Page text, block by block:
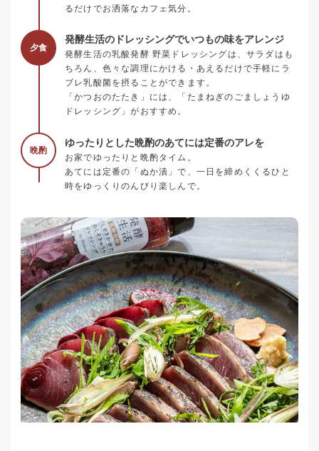
るだけでお洒落なカフェ気分。
夕食
発酵生活のドレッシングでいつもの味をアレンジ
発酵生活の乳酸発酵 野菜ドレッシングは、サラダはも
ちろん、色々な調理にかける・あえるだけで手軽にラ
ブレ乳酸菌を摂ることができます。
「かつおのたたき」には、「たまねぎのごましょうゆ
ドレッシング」がおすすめ。
晩酌
ゆったりとした晩酌のあてには定番のアレを
お家でゆったりと晩酌タイム。
あてには定番の「ぬか漬」で、一日を締めくくるひと
時をゆっくりのんびり楽しんで。